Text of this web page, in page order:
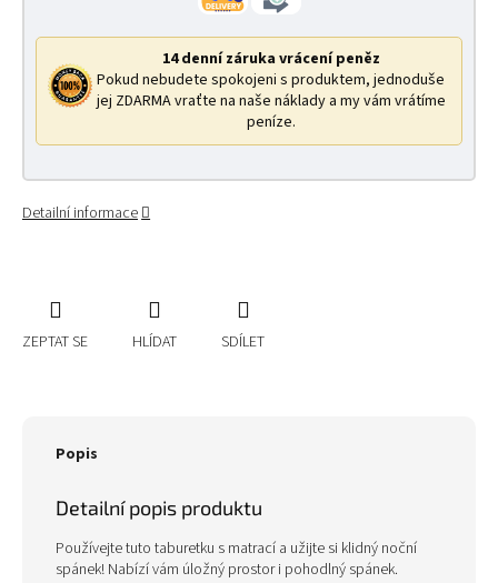
14 denní záruka vrácení peněz
Pokud nebudete spokojeni s produktem, jednoduše
jej ZDARMA vraťte na naše náklady a my vám vrátíme
peníze.
Detailní informace
ZEPTAT SE HLÍDAT SDÍLET
Popis
Detailní popis produktu
Používejte tuto taburetku s matrací a užijte si klidný noční
spánek! Nabízí vám úložný prostor i pohodlný spánek.